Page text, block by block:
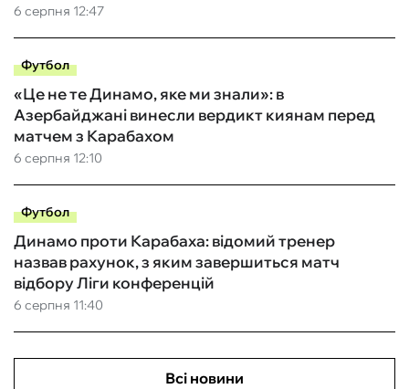
6 серпня 12:47
Футбол
6 серпня 12:10
«Це не те Динамо, яке ми знали»: в
Азербайджані винесли вердикт киянам перед
матчем з Карабахом
Футбол
6 серпня 11:40
Динамо проти Карабаха: відомий тренер
назвав рахунок, з яким завершиться матч
відбору Ліги конференцій
Всі новини